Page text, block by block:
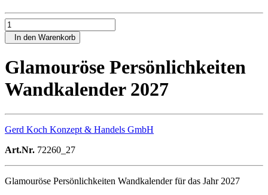
In den Warenkorb
Glamouröse Persönlichkeiten
Wandkalender 2027
Gerd Koch Konzept & Handels GmbH
Art.Nr. 72260_27
Glamouröse Persönlichkeiten Wandkalender für das Jahr 2027